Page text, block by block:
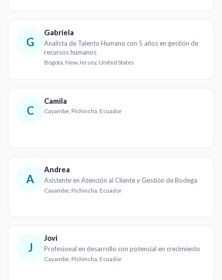
G
Gabriela
Analista de Talento Humano con 5 años en gestión de
recursos humanos
Bogota, New Jersey, United States
C
Camila
Cayambe, Pichincha, Ecuador
A
Andrea
Asistente en Atención al Cliente y Gestión de Bodega
Cayambe, Pichincha, Ecuador
J
Jovi
Profesional en desarrollo con potencial en crecimiento
Cayambe, Pichincha, Ecuador